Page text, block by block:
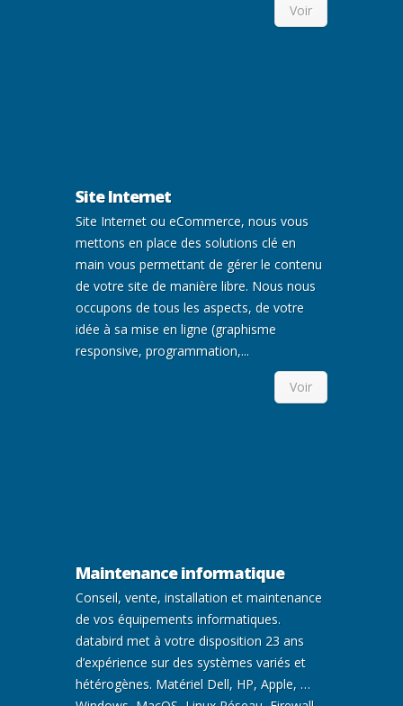
Voir
Site Internet
Site Internet ou eCommerce, nous vous
mettons en place des solutions clé en
main vous permettant de gérer le contenu
de votre site de manière libre. Nous nous
occupons de tous les aspects, de votre
idée à sa mise en ligne (graphisme
responsive, programmation,...
Voir
Maintenance informatique
Conseil, vente, installation et maintenance
de vos équipements informatiques.
databird met à votre disposition 23 ans
d’expérience sur des systèmes variés et
hétérogènes. Matériel Dell, HP, Apple, …